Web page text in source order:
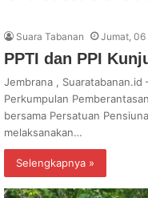
Suara Tabanan Jumat,
PPTI dan PPI
Jembrana , Suaratabanan.id
Perkumpulan
bersama Persatuan
melaksanakan…
Selengkapnya »